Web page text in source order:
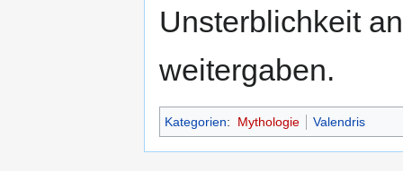
Unsterblichkeit
weitergaben.
Kategorien: Mythologie Valendris